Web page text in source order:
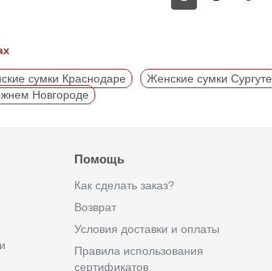
сумки Краснодаре Женские сумки Сургуте
Новгороде
Помощь
Как сделать заказ?
Возврат
Условия доставки и оплаты
Правила использования
сертификатов